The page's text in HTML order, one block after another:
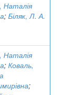
Наталія
; Біляк, Л. А.
Наталія
; Коваль,
;